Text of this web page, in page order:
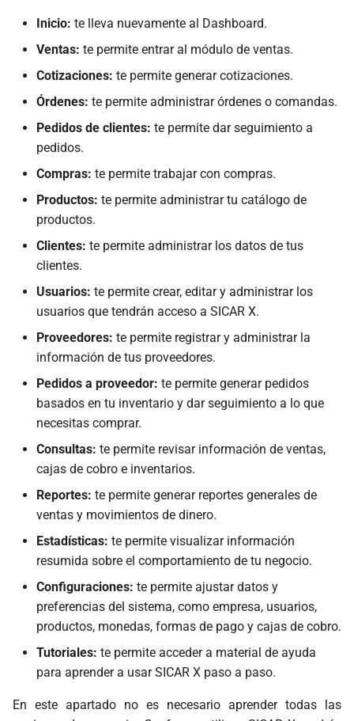
Inicio: te lleva nuevamente al Dashboard.
Ventas: te permite entrar al módulo de ventas.
Cotizaciones: te permite generar cotizaciones.
Órdenes: te permite administrar órdenes o comandas.
Pedidos de clientes: te permite dar seguimiento a
pedidos.
Compras: te permite trabajar con compras.
Productos: te permite administrar tu catálogo de
productos.
Clientes: te permite administrar los datos de tus
clientes.
Usuarios: te permite crear, editar y administrar los
usuarios que tendrán acceso a SICAR X.
Proveedores: te permite registrar y administrar la
información de tus proveedores.
Pedidos a proveedor: te permite generar pedidos
basados en tu inventario y dar seguimiento a lo que
necesitas comprar.
Consultas: te permite revisar información de ventas,
cajas de cobro e inventarios.
Reportes: te permite generar reportes generales de
ventas y movimientos de dinero.
Estadísticas: te permite visualizar información
resumida sobre el comportamiento de tu negocio.
Configuraciones: te permite ajustar datos y
preferencias del sistema, como empresa, usuarios,
productos, monedas, formas de pago y cajas de cobro.
Tutoriales: te permite acceder a material de ayuda
para aprender a usar SICAR X paso a paso.
En este apartado no es necesario aprender todas las